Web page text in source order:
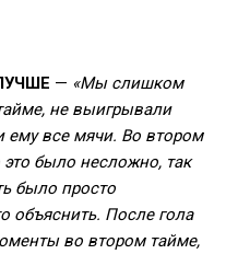
— «Мы слишком
не выигрывали
ему все мячи. Во втором
это было несложно, так
было просто
объяснить. После гола
во втором тайме,